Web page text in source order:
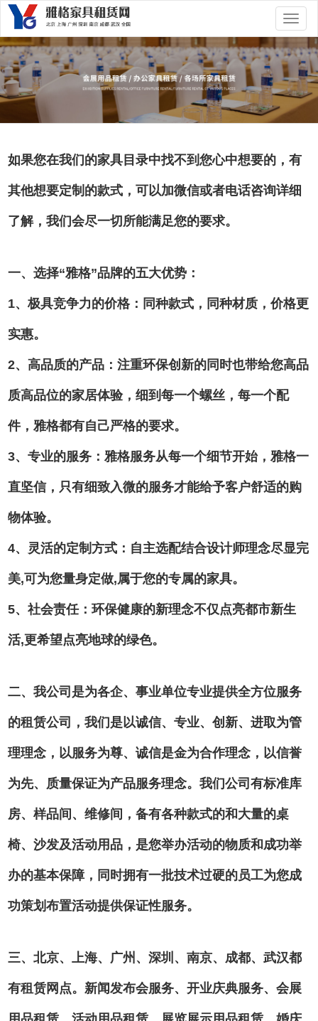
切
换
导
航
如果您在我们的家具目录中找不到您心中想要的，有
其他想要定制的款式，可以加微信或者电话咨询详细
了解，我们会尽一切所能满足您的要求。
一、选择“雅格”品牌的五大优势：
1、极具竞争力的价格：同种款式，同种材质，价格更
实惠。
2、高品质的产品：注重环保创新的同时也带给您高品
质高品位的家居体验，细到每一个螺丝，每一个配
件，雅格都有自己严格的要求。
3、专业的服务：雅格服务从每一个细节开始，雅格一
直坚信，只有细致入微的服务才能给予客户舒适的购
物体验。
4、灵活的定制方式：自主选配结合设计师理念尽显完
美,可为您量身定做,属于您的专属的家具。
5、社会责任：环保健康的新理念不仅点亮都市新生
活,更希望点亮地球的绿色。
二、我公司是为各企、事业单位专业提供全方位服务
的租赁公司，我们是以诚信、专业、创新、进取为管
理理念，以服务为尊、诚信是金为合作理念，以信誉
为先、质量保证为产品服务理念。我们公司有标准库
房、样品间、维修间，备有各种款式的和大量的桌
椅、沙发及活动用品，是您举办活动的物质和成功举
办的基本保障，同时拥有一批技术过硬的员工为您成
功策划布置活动提供保证性服务。
三、北京、上海、广州、深圳、南京、成都、武汉都
有租赁网点。新闻发布会服务、开业庆典服务、会展